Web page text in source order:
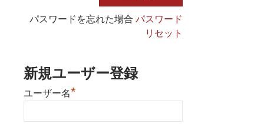
パスワードを忘れた場合パスワード
リセット
新規ユーザー登録
ユーザー名*